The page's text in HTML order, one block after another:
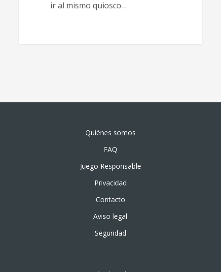
ir al mismo quiosco…
Quiénes somos
FAQ
Juego Responsable
Privacidad
Contacto
Aviso legal
Seguridad